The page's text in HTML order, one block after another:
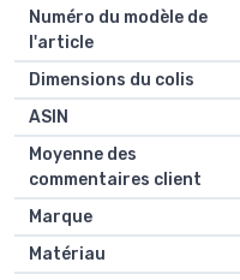
Numéro du modèle de
l'article
Dimensions du colis
ASIN
Moyenne des
commentaires client
Marque
Matériau